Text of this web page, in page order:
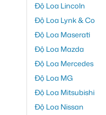
Độ Loa Lincoln
Độ Loa Lynk & Co
Độ Loa Maserati
Độ Loa Mazda
Độ Loa Mercedes
Độ Loa MG
Độ Loa Mitsubishi
Độ Loa Nissan